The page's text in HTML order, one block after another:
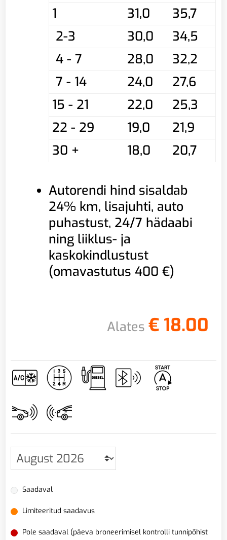
1
31,0
35,7
2-3
30,0
34,5
4 - 7
28,0
32,2
7 - 14
24,0
27,6
15 - 21
22,0
25,3
22 - 29
19,0
21,9
30 +
18,0 20,7
Autorendi hind sisaldab
24% km, lisajuhti, auto
puhastust, 24/7 hädaabi
ning liiklus- ja
kaskokindlustust
(omavastutus 400 €)
Alates € 18.00
Saadaval
Limiteeritud saadavus
Pole saadaval (päeva broneerimisel kontrolli tunnipõhist